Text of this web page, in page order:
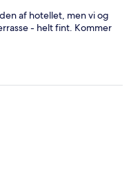
af hotellet, men vi og
- helt fint. Kommer